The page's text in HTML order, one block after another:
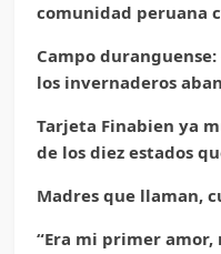
comunidad peruana
Campo
los invernaderos
Tarjeta Finabien ya
de los diez estados
Madres que llaman,
“Era mi primer